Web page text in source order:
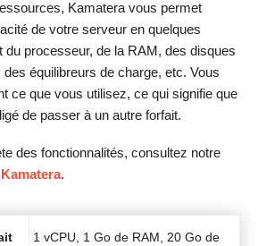
Kamatera vous permet
de votre serveur en quelques
du processeur, de la RAM, des disques
équilibreurs de charge, etc. Vous
ce que vous utilisez, ce qui signifie que
de passer à un autre forfait.
des fonctionnalités, consultez notre
.
1 vCPU, 1 Go de RAM, 20 Go de